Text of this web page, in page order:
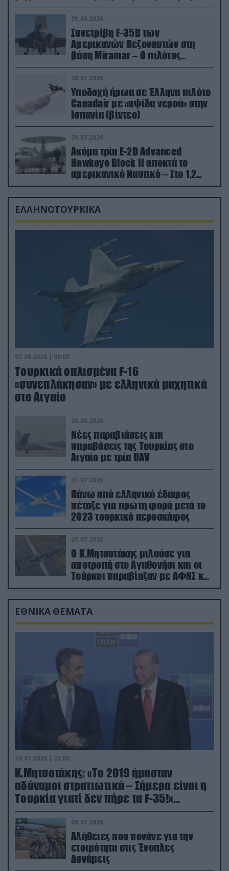
01.08.2026
Συνετρίβη F-35B των
Αμερικανών Πεζοναυτών στη
βάση Miramar – Ο πιλότος
εκτινάχθηκε εγκαίρως
30.07.2026
Υποδοχή ήρωα σε Έλληνα πιλότο
Canadair με «αψίδα νερού» στην
Ισπανία (βίντεο)
29.07.2026
Ακόμα τρία E-2D Advanced
Hawkeye Block II αποκτά το
αμερικανικό Ναυτικό – Στο 1,2
δισ.δολάρια το κόστος
ΕΛΛΗΝΟΤΟΥΡΚΙΚΑ
07.08.2026 | 00:02
Τουρκικά οπλισμένα F-16
«συνεπλάκησαν» με ελληνικά μαχητικά
στο Αιγαίο
06.08.2026
Νέες παραβιάσεις και
παραβάσεις της Τουρκίας στο
Αιγαίο με τρία UAV
31.07.2026
Πάνω από ελληνικό έδαφος
πέταξε για πρώτη φορά μετά το
2023 τουρκικό αεροσκάφος
29.07.2026
Ο Κ.Μητσοτάκης μιλούσε για
αποτροπή στο Αγαθονήσι και οι
Τούρκοι παραβίαζαν με ΑΦΝΣ και
drone
ΕΘΝΙΚΑ ΘΕΜΑΤΑ
24.07.2026 | 22:02
Κ.Μητσοτάκης: «Το 2019 ήμασταν
αδύναμοι στρατιωτικά – Σήμερα είναι η
Τουρκία γιατί δεν πήρε τα F-35!»
(βίντεο)
09.07.2026
Αλήθειες που πονάνε για την
ετοιμότητα στις Ένοπλες
Δυνάμεις